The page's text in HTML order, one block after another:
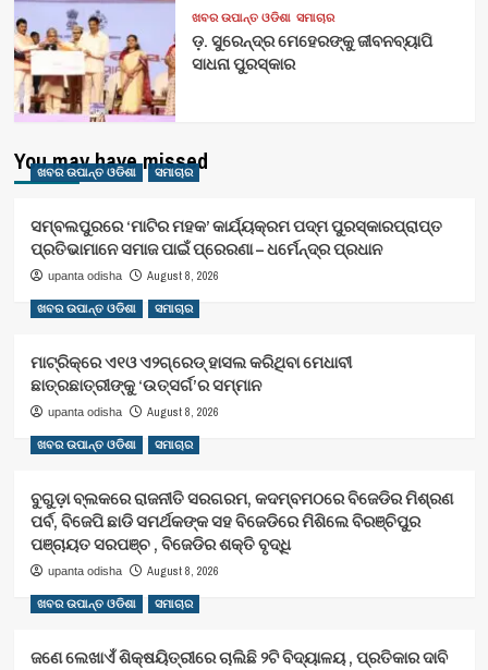
ଖବର ଉପାନ୍ତ ଓଡିଶା ସମାଚାର
ଡ଼. ସୁରେନ୍ଦ୍ର ମେହେରଙ୍କୁ ଜୀବନବ୍ୟାପି
ସାଧନା ପୁରସ୍କାର
You may have missed
ଖବର ଉପାନ୍ତ ଓଡିଶା ସମାଚାର
ସମ୍ବଲପୁରରେ ‘ମାଟିର ମହକ’ କାର୍ଯ୍ୟକ୍ରମ ପଦ୍ମ ପୁରସ୍କାରପ୍ରାପ୍ତ
ପ୍ରତିଭାମାନେ ସମାଜ ପାଇଁ ପ୍ରେରଣା – ଧର୍ମେନ୍ଦ୍ର ପ୍ରଧାନ
upanta odisha August 8, 2026
ଖବର ଉପାନ୍ତ ଓଡିଶା ସମାଚାର
ମାଟ୍ରିକ୍‌ରେ ଏ୧ଓ ଏ୨ଗ୍ରେଡ୍‌ ହାସଲ କରିଥିବା ମେଧାବୀ
ଛାତ୍ରଛାତ୍ରୀଙ୍କୁ ‘ଉତ୍ସର୍ଗ’ର ସମ୍ମାନ
upanta odisha August 8, 2026
ଖବର ଉପାନ୍ତ ଓଡିଶା ସମାଚାର
ବୁଗୁଡ଼ା ବ୍ଲକରେ ରାଜନୀତି ସରଗରମ, କଦମ୍ବମଠରେ ବିଜେଡିର ମିଶ୍ରଣ
ପର୍ବ, ବିଜେପି ଛାଡି ସମର୍ଥକଙ୍କ ସହ ବିଜେଡିରେ ମିଶିଲେ ବିରଞ୍ଚିପୁର
ପଞ୍ଚାୟତ ସରପଞ୍ଚ , ବିଜେଡିର ଶକ୍ତି ବୃଦ୍ଧି
upanta odisha August 8, 2026
ଖବର ଉପାନ୍ତ ଓଡିଶା ସମାଚାର
ଜଣେ ଲେଖାଏଁ ଶିକ୍ଷୟିତ୍ରୀରେ ଚାଲିଛି ୨ଟି ବିଦ୍ୟାଳୟ , ପ୍ରତିକାର ଦାବି